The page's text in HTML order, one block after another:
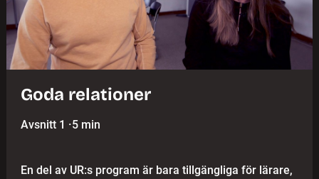
Goda relationer
Avsnitt 1 ·5 min
En del av UR:s program är bara tillgängliga för lärare,